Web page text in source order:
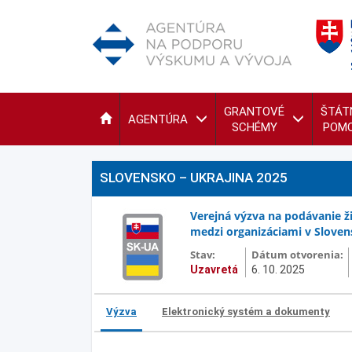
AGENTÚRA
GRANTOVÉ
SCHÉMY
SLOVENSKO – UKRAJINA 2025
Verejná výzva na podávanie
medzi organizáciami v
Stav:
Uzavretá
Dátum otvorenia:
6. 10. 2025
Výzva Elektronický systém a dokumenty